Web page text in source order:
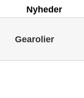
Nyheder
Gearolier